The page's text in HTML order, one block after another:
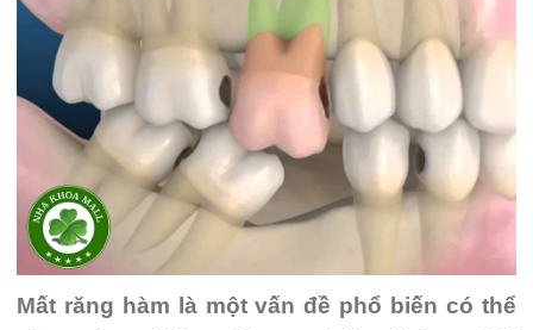
Mất răng hàm là một vấn đề phổ biến có thể